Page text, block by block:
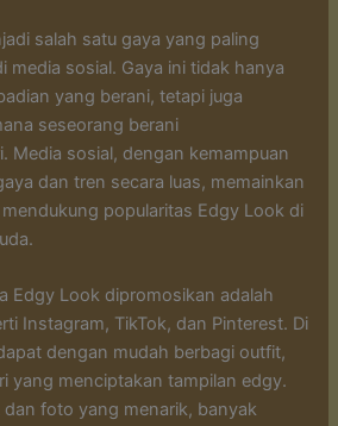
salah satu gaya yang paling
media sosial. Gaya ini tidak hanya
yang berani, tetapi juga
seseorang berani
Media sosial, dengan kemampuan
dan tren secara luas, memainkan
popularitas Edgy Look di
Edgy Look dipromosikan adalah
Instagram, TikTok, dan Pinterest. Di
dengan mudah berbagi outfit,
yang menciptakan tampilan edgy.
dan foto yang menarik, banyak